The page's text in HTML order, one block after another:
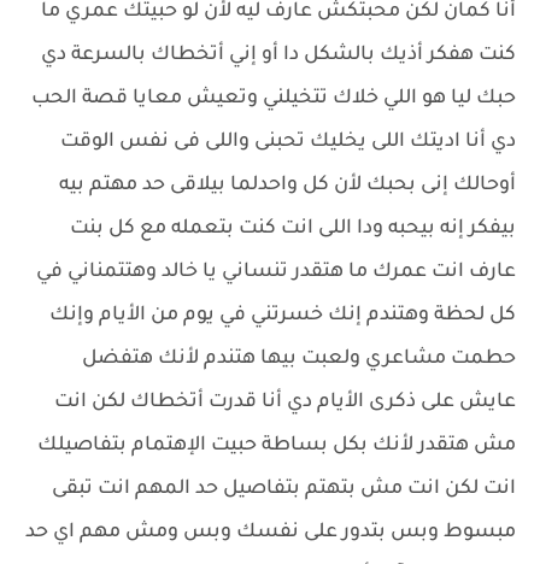
أنا كمان لكن محبتكش عارف ليه لأن لو حبيتك عمري ما
كنت هفكر أذيك بالشكل دا أو إني أتخطاك بالسرعة دي
حبك ليا هو اللي خلاك تتخيلني وتعيش معايا قصة الحب
دي أنا اديتك اللى يخليك تحبنى واللى فى نفس الوقت
أوحالك إنى بحبك لأن كل واحدلما بيلاقى حد مهتم بيه
بيفكر إنه بيحبه ودا اللى انت كنت بتعمله مع كل بنت
عارف انت عمرك ما هتقدر تنساني يا خالد وهتتمناني في
كل لحظة وهتندم إنك خسرتني في يوم من الأيام وإنك
حطمت مشاعري ولعبت بيها هتندم لأنك هتفضل
عايش على ذكرى الأيام دي أنا قدرت أتخطاك لكن انت
مش هتقدر لأنك بكل بساطة حبيت الإهتمام بتفاصيلك
انت لكن انت مش بتهتم بتفاصيل حد المهم انت تبقى
مبسوط وبس بتدور على نفسك وبس ومش مهم اي حد